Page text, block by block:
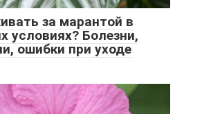
за марантой в
условиях? Болезни,
ошибки при уходе